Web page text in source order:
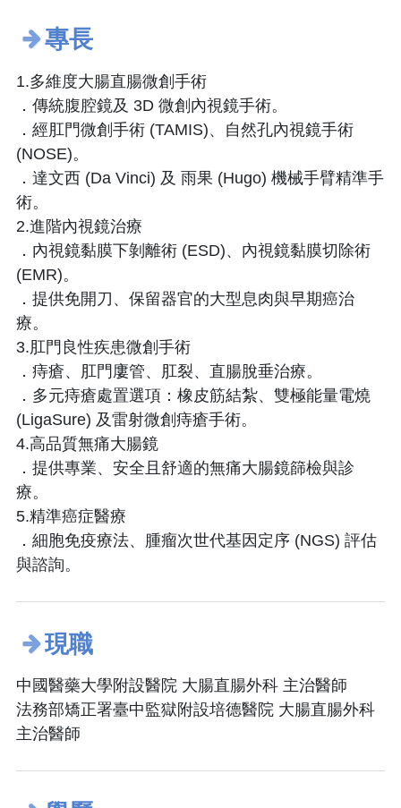
專長
1.多維度大腸直腸微創手術
．傳統腹腔鏡及 3D 微創內視鏡手術。
．經肛門微創手術 (TAMIS)、自然孔內視鏡手術
(NOSE)。
．達文西 (Da Vinci) 及 雨果 (Hugo) 機械手臂精準手
術。
2.進階內視鏡治療
．內視鏡黏膜下剝離術 (ESD)、內視鏡黏膜切除術
(EMR)。
．提供免開刀、保留器官的大型息肉與早期癌治
療。
3.肛門良性疾患微創手術
．痔瘡、肛門廔管、肛裂、直腸脫垂治療。
．多元痔瘡處置選項：橡皮筋結紮、雙極能量電燒
(LigaSure) 及雷射微創痔瘡手術。
4.高品質無痛大腸鏡
．提供專業、安全且舒適的無痛大腸鏡篩檢與診
療。
5.精準癌症醫療
．細胞免疫療法、腫瘤次世代基因定序 (NGS) 評估
與諮詢。
現職
中國醫藥大學附設醫院 大腸直腸外科 主治醫師
法務部矯正署臺中監獄附設培德醫院 大腸直腸外科
主治醫師